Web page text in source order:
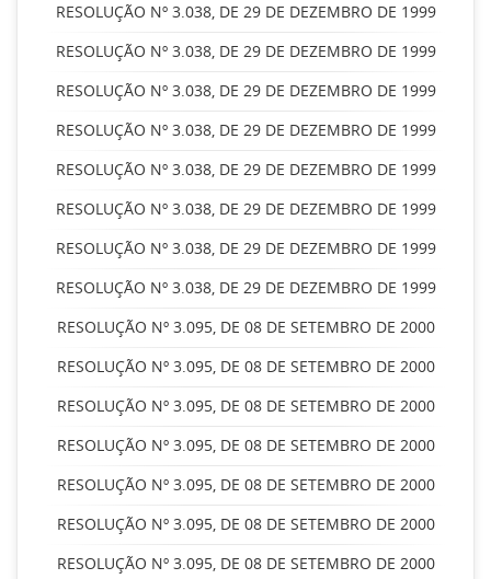
RESOLUÇÃO Nº 3.038, DE 29 DE DEZEMBRO DE 1999
RESOLUÇÃO Nº 3.038, DE 29 DE DEZEMBRO DE 1999
RESOLUÇÃO Nº 3.038, DE 29 DE DEZEMBRO DE 1999
RESOLUÇÃO Nº 3.038, DE 29 DE DEZEMBRO DE 1999
RESOLUÇÃO Nº 3.038, DE 29 DE DEZEMBRO DE 1999
RESOLUÇÃO Nº 3.038, DE 29 DE DEZEMBRO DE 1999
RESOLUÇÃO Nº 3.038, DE 29 DE DEZEMBRO DE 1999
RESOLUÇÃO Nº 3.038, DE 29 DE DEZEMBRO DE 1999
RESOLUÇÃO Nº 3.095, DE 08 DE SETEMBRO DE 2000
RESOLUÇÃO Nº 3.095, DE 08 DE SETEMBRO DE 2000
RESOLUÇÃO Nº 3.095, DE 08 DE SETEMBRO DE 2000
RESOLUÇÃO Nº 3.095, DE 08 DE SETEMBRO DE 2000
RESOLUÇÃO Nº 3.095, DE 08 DE SETEMBRO DE 2000
RESOLUÇÃO Nº 3.095, DE 08 DE SETEMBRO DE 2000
RESOLUÇÃO Nº 3.095, DE 08 DE SETEMBRO DE 2000